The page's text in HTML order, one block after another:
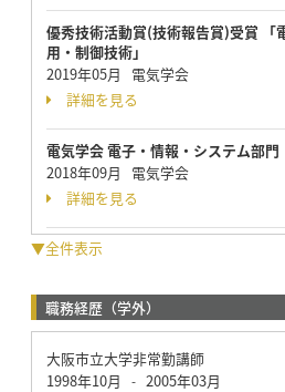
優秀技術活動賞(技術報告賞)受賞 「
用・制御技術」
2019年05月 電気学会
詳細を見る
電気学会 電子・情報・システム部
2018年09月 電気学会
詳細を見る
▼全件表示
職務経歴（学外）
大阪市立大学非常勤講師
1998年10月
- 2005年03月